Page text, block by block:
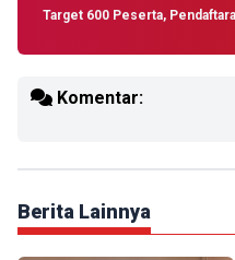
Target 600 Peserta,
Komentar:
Berita Lainnya